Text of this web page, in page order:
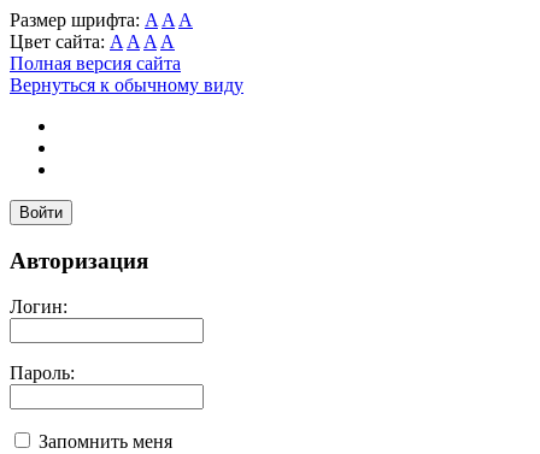
Размер шрифта: A A A
Цвет сайта: A A A A
Полная версия сайта
Вернуться к обычному виду
Войти
Авторизация
Логин:
Пароль:
Запомнить меня